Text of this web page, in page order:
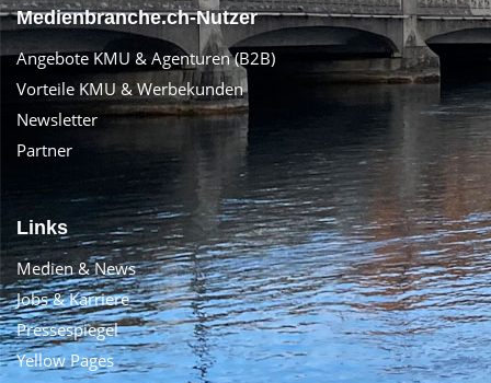
Medienbranche.ch-Nutzer
Angebote KMU & Agenturen (B2B)
Vorteile KMU & Werbekunden
Newsletter
Partner
Links
Medien & News
Jobs & Karriere
Pressespiegel
Yellow Pages